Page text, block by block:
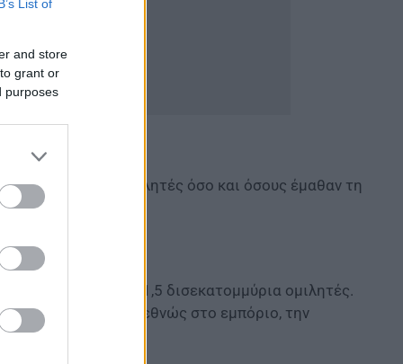
List of
and store
grant or
purposes
τους φυσικούς ομιλητές όσο και όσους έμαθαν τη
με περίπου 1,4–1,5 δισεκατομμύρια ομιλητές.
διεθνώς στο εμπόριο, την